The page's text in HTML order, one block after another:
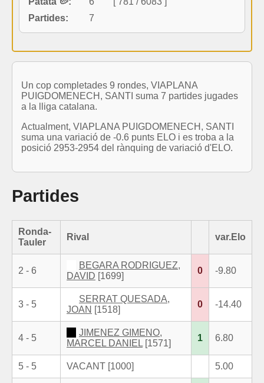
Partides:
7
Un cop completades 9 rondes, VIAPLANA
PUIGDOMENECH, SANTI suma 7 partides jugades
a la lliga catalana.
Actualment, VIAPLANA PUIGDOMENECH, SANTI
suma una variació de -0.6 punts ELO i es troba a la
posició 2953-2954 del rànquing de variació d'ELO.
Partides
Ronda-
Tauler
Rival var.Elo
2 - 6
BEGARA RODRIGUEZ,
DAVID [1699]
0 -9.80
3 - 5
SERRAT QUESADA,
JOAN [1518]
0 -14.40
4 - 5
JIMENEZ GIMENO,
MARCEL DANIEL [1571]
1 6.80
5 - 5 VACANT [1000] 5.00